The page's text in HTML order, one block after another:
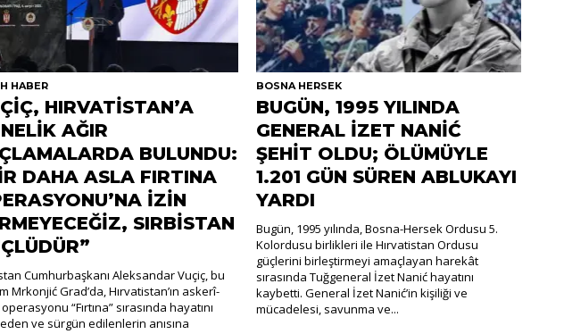
HABER
HIRVATİSTAN’A
AĞIR
BULUNDU:
DAHA ASLA FIRTINA
İZİN
SIRBİSTAN
Cumhurbaşkanı Aleksandar Vuçiç, bu
Mrkonjić Grad’da, Hırvatistan’ın askerî-
“Fırtına” sırasında hayatını
ve sürgün edilenlerin anısına
BOSNA HERSEK
BUGÜN, 1995 YILINDA
GENERAL İZET NANİĆ
ŞEHİT OLDU; ÖLÜMÜYLE
1.201 GÜN SÜREN ABLUKAYI
YARDI
Bugün, 1995 yılında, Bosna-Hersek Ordusu 5.
Kolordusu birlikleri ile Hırvatistan Ordusu
güçlerini birleştirmeyi amaçlayan harekât
sırasında Tuğgeneral İzet Nanić hayatını
kaybetti. General İzet Nanić’in kişiliği ve
mücadelesi, savunma ve...